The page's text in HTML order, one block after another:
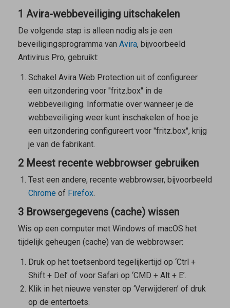
1 Avira-webbeveiliging uitschakelen
De volgende stap is alleen nodig als je een
beveiligingsprogramma van Avira, bijvoorbeeld
Antivirus Pro, gebruikt:
Schakel Avira Web Protection uit of configureer
een uitzondering voor "fritz.box" in de
webbeveiliging. Informatie over wanneer je de
webbeveiliging weer kunt inschakelen of hoe je
een uitzondering configureert voor "fritz.box", krijg
je van de fabrikant.
2 Meest recente webbrowser gebruiken
Test een andere, recente webbrowser, bijvoorbeeld
Chrome of Firefox.
3 Browsergegevens (cache) wissen
Wis op een computer met Windows of macOS het
tijdelijk geheugen (cache) van de webbrowser:
Druk op het toetsenbord tegelijkertijd op ‘Ctrl +
Shift + Del’ of voor Safari op ‘CMD + Alt + E’.
Klik in het nieuwe venster op ‘Verwijderen’ of druk
op de entertoets.